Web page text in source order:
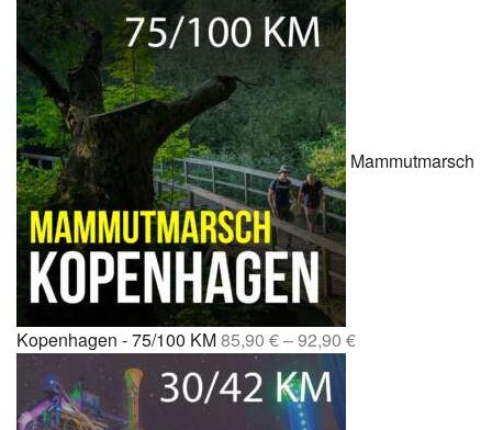
Mammutmarsch
Kopenhagen - 75/100 KM85,90 €–92,90 €